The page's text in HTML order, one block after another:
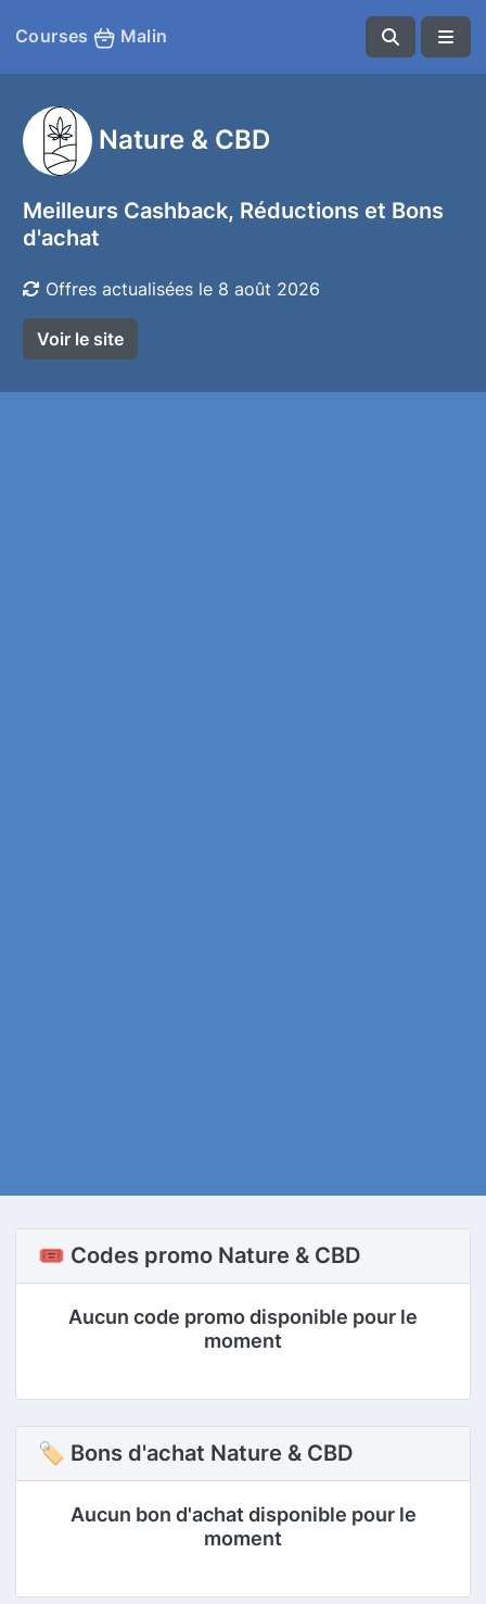
Courses Malin
Nature & CBD
Meilleurs Cashback, Réductions et Bons
d'achat
Offres actualisées le 8 août 2026
Voir le site
🎟️ Codes promo Nature & CBD
Aucun code promo disponible pour le
moment
🏷 Bons d'achat Nature & CBD
Aucun bon d'achat disponible pour le
moment